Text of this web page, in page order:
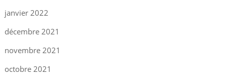
janvier 2022
décembre 2021
novembre 2021
octobre 2021